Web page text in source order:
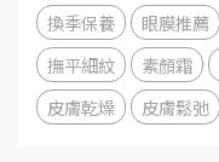
換季保養
眼膜推薦
撫平細紋
素顏霜
皮膚乾燥
皮膚鬆弛